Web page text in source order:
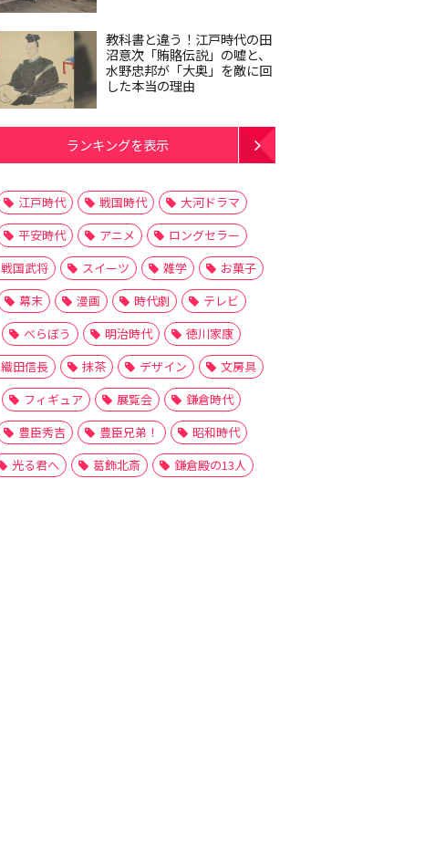
教科書と違う！江戸時代の田
沼意次「賄賂伝説」の嘘と、
水野忠邦が「大奥」を敵に回
した本当の理由
ランキングを表示
江戸時代 戦国時代
大河ドラマ
平安時代
アニメ
ロングセラー
戦国武将
スイーツ 雑学
お菓子
幕末
漫画 時代劇
テレビ
べらぼう
明治時代
徳川家康
織田信長
抹茶 デザイン
文房具
フィギュア
展覧会
鎌倉時代
豊臣秀吉
豊臣兄弟！
昭和時代
光る君へ
葛飾北斎 鎌倉殿の13人